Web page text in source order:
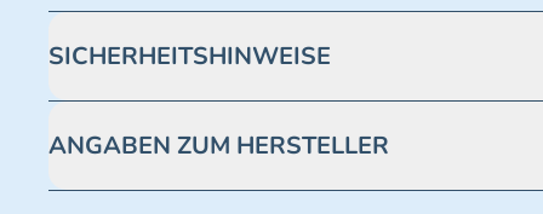
SICHERHEITSHINWEISE
ANGABEN ZUM HERSTELLER